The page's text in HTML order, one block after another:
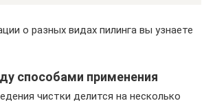
о разных видах пилинга вы узнаете
способами применения
чистки делится на несколько